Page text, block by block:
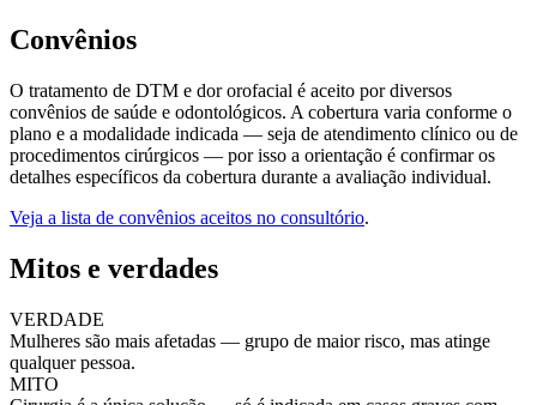
Convênios
O tratamento de DTM e dor orofacial é aceito por diversos
convênios de saúde e odontológicos. A cobertura varia conforme o
plano e a modalidade indicada — seja de atendimento clínico ou de
procedimentos cirúrgicos — por isso a orientação é confirmar os
detalhes específicos da cobertura durante a avaliação individual.
Veja a lista de convênios aceitos no consultório.
Mitos e verdades
VERDADE
Mulheres são mais afetadas — grupo de maior risco, mas atinge
qualquer pessoa.
MITO